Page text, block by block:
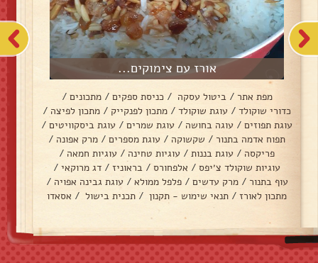
אורז עם צימוקים...
מפת אתר / ביטול עסקה / כניסת ספקים / מתכונים /
כדורי שוקולד / עוגת שוקולד / מתכון לפנקייק / מתכון לפיצה /
עוגת תפוזים / עוגה בחושה / עוגת שמרים / עוגת ביסקוויטים /
תפוח אדמה בתנור / שקשוקה / עוגת מספרים / מרק אפונה /
פריקסה / עוגת בננות / עוגיות טחינה / עוגיות חמאה /
עוגיות שוקולד צ׳יפס / אלפחורס / בראוניז / דג מרוקאי /
עוף בתנור / מרק עדשים / פלפל ממולא / עוגת גבינה אפויה /
מתכון לאורז / תנאי שימוש - תקנון / תכנית בישול / אסאדו